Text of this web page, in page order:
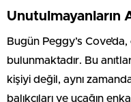
Unutulmayanların
Bugün Peggy’s
bulunmaktadır. Bu
kişiyi değil, aynı
balıkçıları ve uçağın